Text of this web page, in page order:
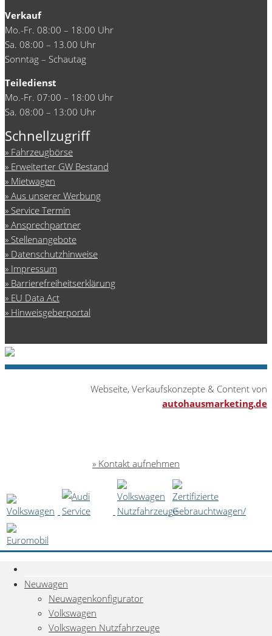
Neuwagen
Neuwagenkonfigurator
Volkswagen
Volkswagen Nutzfahrzeuge
Verkauf
Mo.-Fr. 08:00 – 18:00 Uhr
Sa. 08:00 – 13.00 Uhr
Sonntag – Schautag
Teiledienst
Mo.-Fr. 07:00 – 18:00 Uhr
Sa. 08:00 – 13:00 Uhr
Schnellzugriff
Fahrzeugbörse
Erweiterter GW Bestand
Mietwagen
Aus unserer Werbung
Service Termin
Ansprechpartner
Stellenangebote
Datenschutzhinweise
Impressum
Barrierefreiheitserklärung
EU Data Act
Hinweisgeberportal
Webseite, Verkaufskonzepte & Content von
autohausmarketing.de
Kontakt aufnehmen